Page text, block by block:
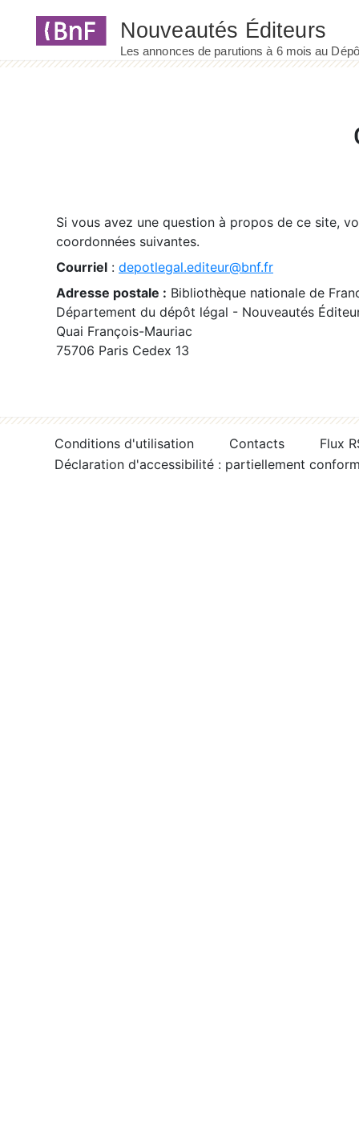
Si vous avez une question à propos de ce site,
coordonnées suivantes.
Courriel : depotlegal.editeur@bnf.fr
Adresse postale : Bibliothèque nationale de
Département du dépôt légal - Nouveautés
Quai François-Mauriac
75706 Paris Cedex 13
Conditions d'utilisation Contacts
Flux
Déclaration d'accessibilité : partiellement